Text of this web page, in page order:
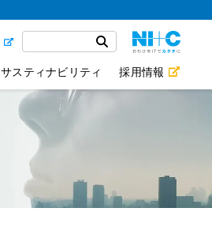
サスティナビリティ 採用情報